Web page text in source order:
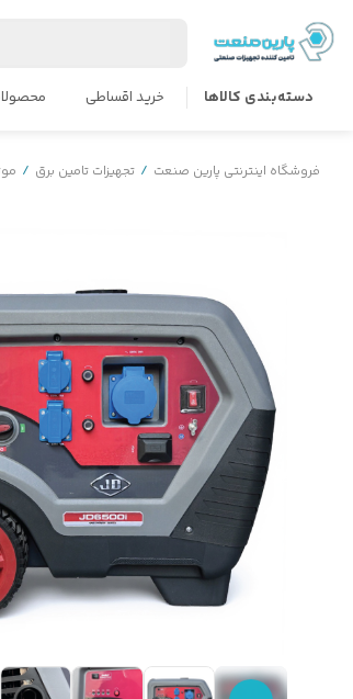
دسته‌بندی کالاها خرید اقساطی
فروشگاه اینترنتی پارین صنعت / تجهیزات تامین برق /